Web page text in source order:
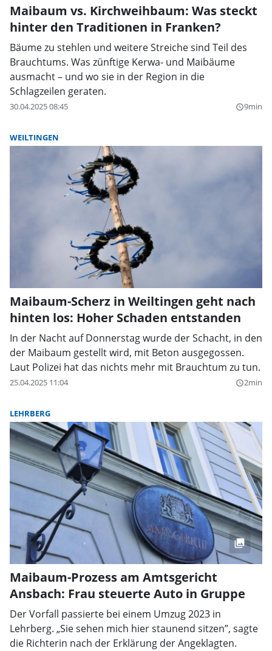
Maibaum vs. Kirchweihbaum: Was steckt
hinter den Traditionen in Franken?
Bäume zu stehlen und weitere Streiche sind Teil des
Brauchtums. Was zünftige Kerwa- und Maibäume
ausmacht – und wo sie in der Region in die
Schlagzeilen geraten.
30.04.2025 08:45 query_builder9min
WEILTINGEN
Maibaum-Scherz in Weiltingen geht nach
hinten los: Hoher Schaden entstanden
In der Nacht auf Donnerstag wurde der Schacht, in den
der Maibaum gestellt wird, mit Beton ausgegossen.
Laut Polizei hat das nichts mehr mit Brauchtum zu tun.
25.04.2025 11:04 query_builder2min
LEHRBERG
Maibaum-Prozess am Amtsgericht
Ansbach: Frau steuerte Auto in Gruppe
Der Vorfall passierte bei einem Umzug 2023 in
Lehrberg. „Sie sehen mich hier staunend sitzen”, sagte
die Richterin nach der Erklärung der Angeklagten.